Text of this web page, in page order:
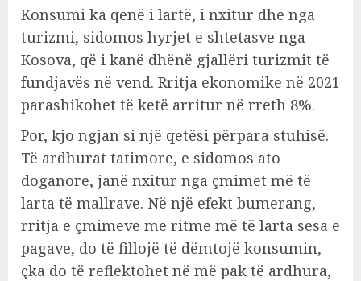
Konsumi ka qenë i lartë, i nxitur dhe nga
turizmi, sidomos hyrjet e shtetasve nga
Kosova, që i kanë dhënë gjallëri turizmit të
fundjavës në vend. Rritja ekonomike në 2021
parashikohet të ketë arritur në rreth 8%.
Por, kjo ngjan si një qetësi përpara stuhisë.
Të ardhurat tatimore, e sidomos ato
doganore, janë nxitur nga çmimet më të
larta të mallrave. Në një efekt bumerang,
rritja e çmimeve me ritme më të larta sesa e
pagave, do të fillojë të dëmtojë konsumin,
çka do të reflektohet në më pak të ardhura,